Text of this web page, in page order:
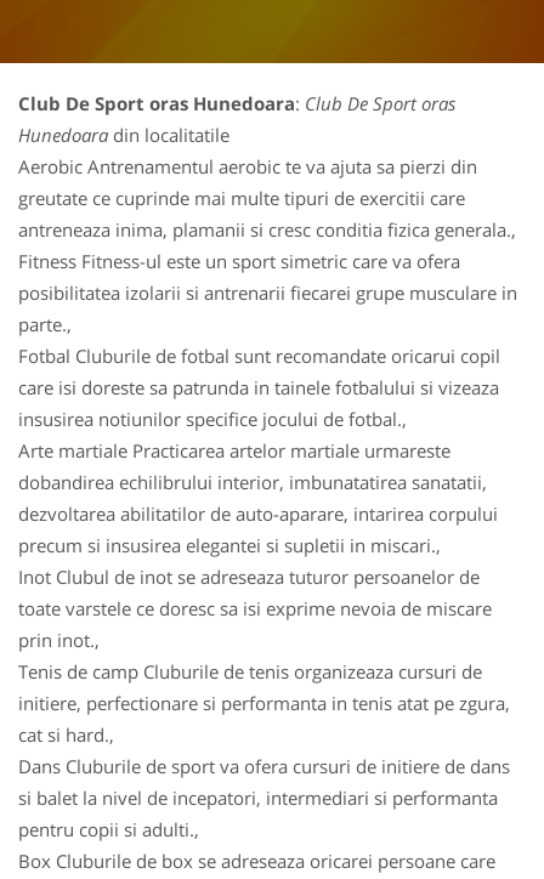
Club De Sport oras Hunedoara: Club De Sport oras
Hunedoara din localitatile
Aerobic Antrenamentul aerobic te va ajuta sa pierzi din
greutate ce cuprinde mai multe tipuri de exercitii care
antreneaza inima, plamanii si cresc conditia fizica generala.,
Fitness Fitness-ul este un sport simetric care va ofera
posibilitatea izolarii si antrenarii fiecarei grupe musculare in
parte.,
Fotbal Cluburile de fotbal sunt recomandate oricarui copil
care isi doreste sa patrunda in tainele fotbalului si vizeaza
insusirea notiunilor specifice jocului de fotbal.,
Arte martiale Practicarea artelor martiale urmareste
dobandirea echilibrului interior, imbunatatirea sanatatii,
dezvoltarea abilitatilor de auto-aparare, intarirea corpului
precum si insusirea elegantei si supletii in miscari.,
Inot Clubul de inot se adreseaza tuturor persoanelor de
toate varstele ce doresc sa isi exprime nevoia de miscare
prin inot.,
Tenis de camp Cluburile de tenis organizeaza cursuri de
initiere, perfectionare si performanta in tenis atat pe zgura,
cat si hard.,
Dans Cluburile de sport va ofera cursuri de initiere de dans
si balet la nivel de incepatori, intermediari si performanta
pentru copii si adulti.,
Box Cluburile de box se adreseaza oricarei persoane care